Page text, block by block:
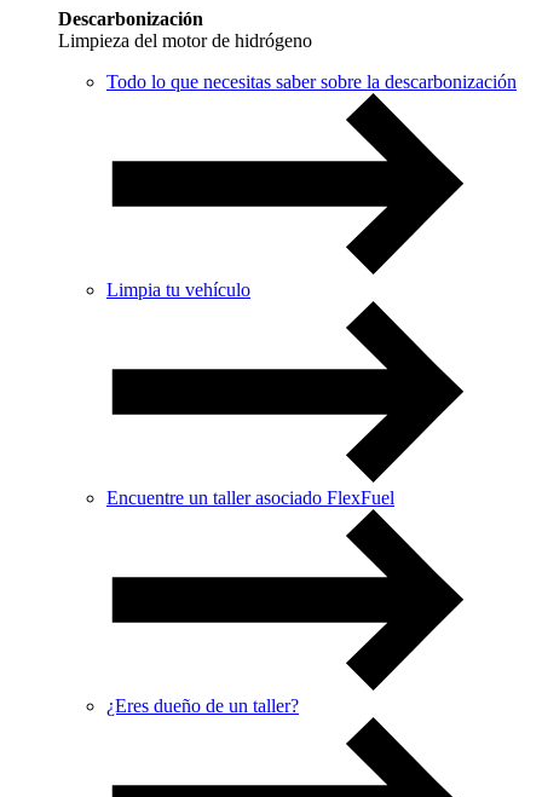
Descarbonización
Limpieza del motor de hidrógeno
Todo lo que necesitas saber sobre la descarbonización
Limpia tu vehículo
Encuentre un taller asociado FlexFuel
¿Eres dueño de un taller?